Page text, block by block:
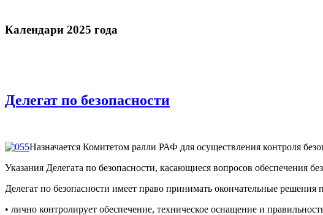
Календари 2025 года
Делегат по безопасности
Назначается Комитетом ралли РАФ для осуществления контроля
Указания Делегата по безопасности, касающиеся вопросов обеспечения
Делегат по безопасности имеет право принимать окончательные
• лично контролирует обеспечение, техническое оснащение и